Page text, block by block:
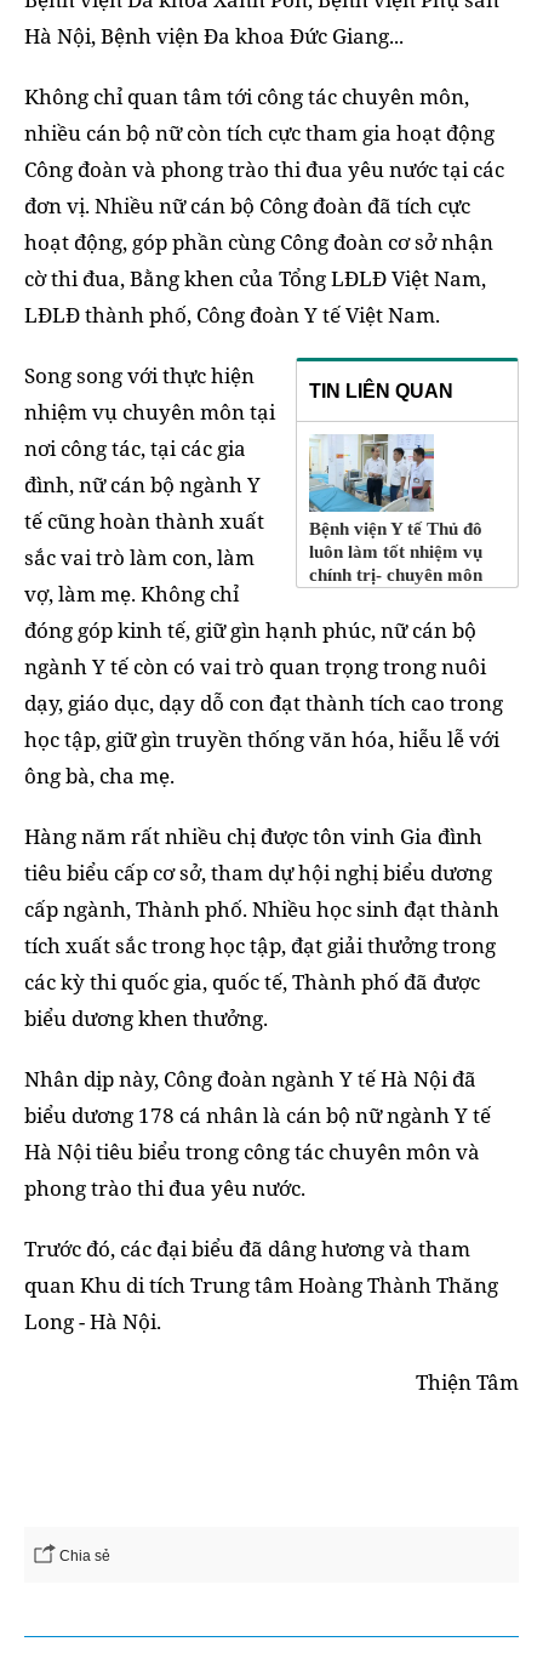
Hà Nội, Bệnh viện Đa khoa Đức Giang...
Không chỉ quan tâm tới công tác chuyên môn,
nhiều cán bộ nữ còn tích cực tham gia hoạt động
Công đoàn và phong trào thi đua yêu nước tại các
đơn vị. Nhiều nữ cán bộ Công đoàn đã tích cực
hoạt động, góp phần cùng Công đoàn cơ sở nhận
cờ thi đua, Bằng khen của Tổng LĐLĐ Việt Nam,
LĐLĐ thành phố, Công đoàn Y tế Việt Nam.
TIN LIÊN QUAN
Bệnh viện Y tế Thủ đô
luôn làm tốt nhiệm vụ
chính trị- chuyên môn
Song song với thực hiện
nhiệm vụ chuyên môn tại
nơi công tác, tại các gia
đình, nữ cán bộ ngành Y
tế cũng hoàn thành xuất
sắc vai trò làm con, làm
vợ, làm mẹ. Không chỉ
đóng góp kinh tế, giữ gìn hạnh phúc,nữ cán bộ
ngành Y tế còn có vai trò quan trọng trong nuôi
dạy, giáo dục, dạy dỗ con đạt thành tích cao trong
học tập, giữ gìn truyền thống văn hóa, hiễu lễ với
ông bà, cha mẹ.
Hàng năm rất nhiều chị được tôn vinh Gia đình
tiêu biểu cấp cơ sở, tham dự hội nghị biểu dương
cấp ngành, Thành phố. Nhiều học sinh đạt thành
tích xuất sắc trong học tập, đạt giải thưởng trong
các kỳ thi quốc gia, quốc tế, Thành phố đã được
biểu dương khen thưởng.
Nhân dịp này, Công đoàn ngành Y tế Hà Nội đã
biểu dương 178 cá nhân là cán bộ nữ ngành Y tế
Hà Nội tiêu biểu trong công tác chuyên môn và
phong trào thi đua yêu nước.
Trước đó, các đại biểu đã dâng hương và tham
quan Khu di tích Trung tâm Hoàng Thành Thăng
Long - Hà Nội.
Thiện Tâm
Chia sẻ